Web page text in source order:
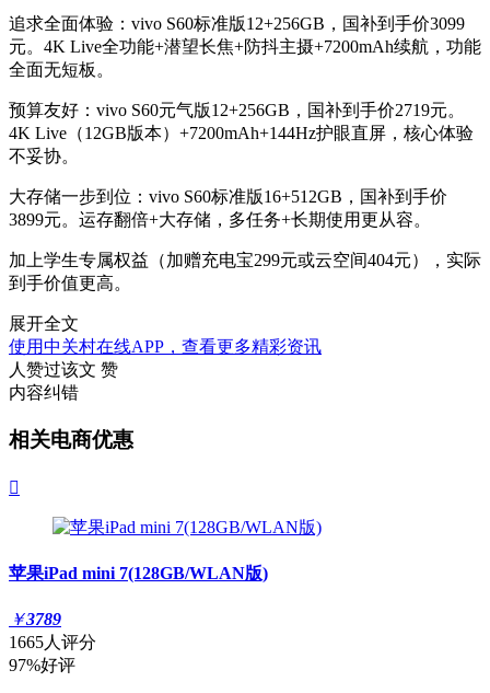
追求全面体验 ：vivo S60标准版12+256GB，国补到手价3099
元。4K Live全功能+潜望长焦+防抖主摄+7200mAh续航，功能
全面无短板。
预算友好 ：vivo S60元气版12+256GB，国补到手价2719元。
4K Live（12GB版本）+7200mAh+144Hz护眼直屏，核心体验
不妥协。
大存储一步到位 ：vivo S60标准版16+512GB，国补到手价
3899元。运存翻倍+大存储，多任务+长期使用更从容。
加上学生专属权益（加赠充电宝299元或云空间404元），实际
到手价值更高。
展开全文
使用中关村在线APP，查看更多精彩资讯
人赞过该文 赞
内容纠错
相关电商优惠

苹果iPad mini 7(128GB/WLAN版)
￥3789
1665人评分
97%好评